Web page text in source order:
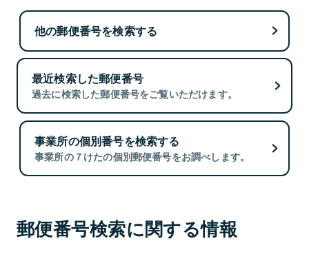
他の郵便番号を検索する
最近検索した郵便番号
過去に検索した郵便番号をご覧いただけます。
事業所の個別番号を検索する
事業所の７けたの個別郵便番号をお調べします。
郵便番号検索に関する情報